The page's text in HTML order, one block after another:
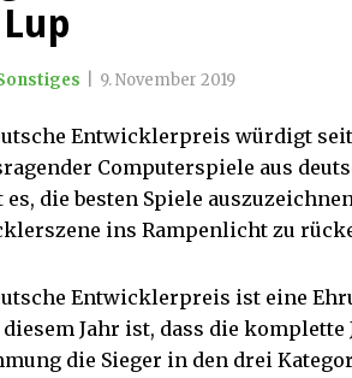
9. November 2019
Entwicklerpreis würdigt
Computerspiele aus
es, die besten Spiele
ins Rampenlicht zu
Entwicklerpreis ist eine
diesem Jahr ist, dass die
die Sieger in den drei